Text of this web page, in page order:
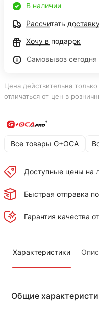
В наличии
Рассчитать
Хочу в подарок
Самовывоз сегодня
Цена действительна
отличаться от цен в
Все товары G+OCA
Доступные цены на
Быстрая отправка
Гарантия качества
Характеристики
Общие